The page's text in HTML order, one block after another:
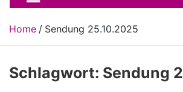
Home Sendung 25.10.2025
Schlagwort: Sendung